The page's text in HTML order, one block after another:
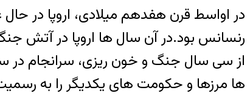
در اواسط قرن هفدهم میلادی، اروپا در
رنسانس بود.در آن سال ها اروپا در
ها مرزها و حکومت های یکدیگر را به